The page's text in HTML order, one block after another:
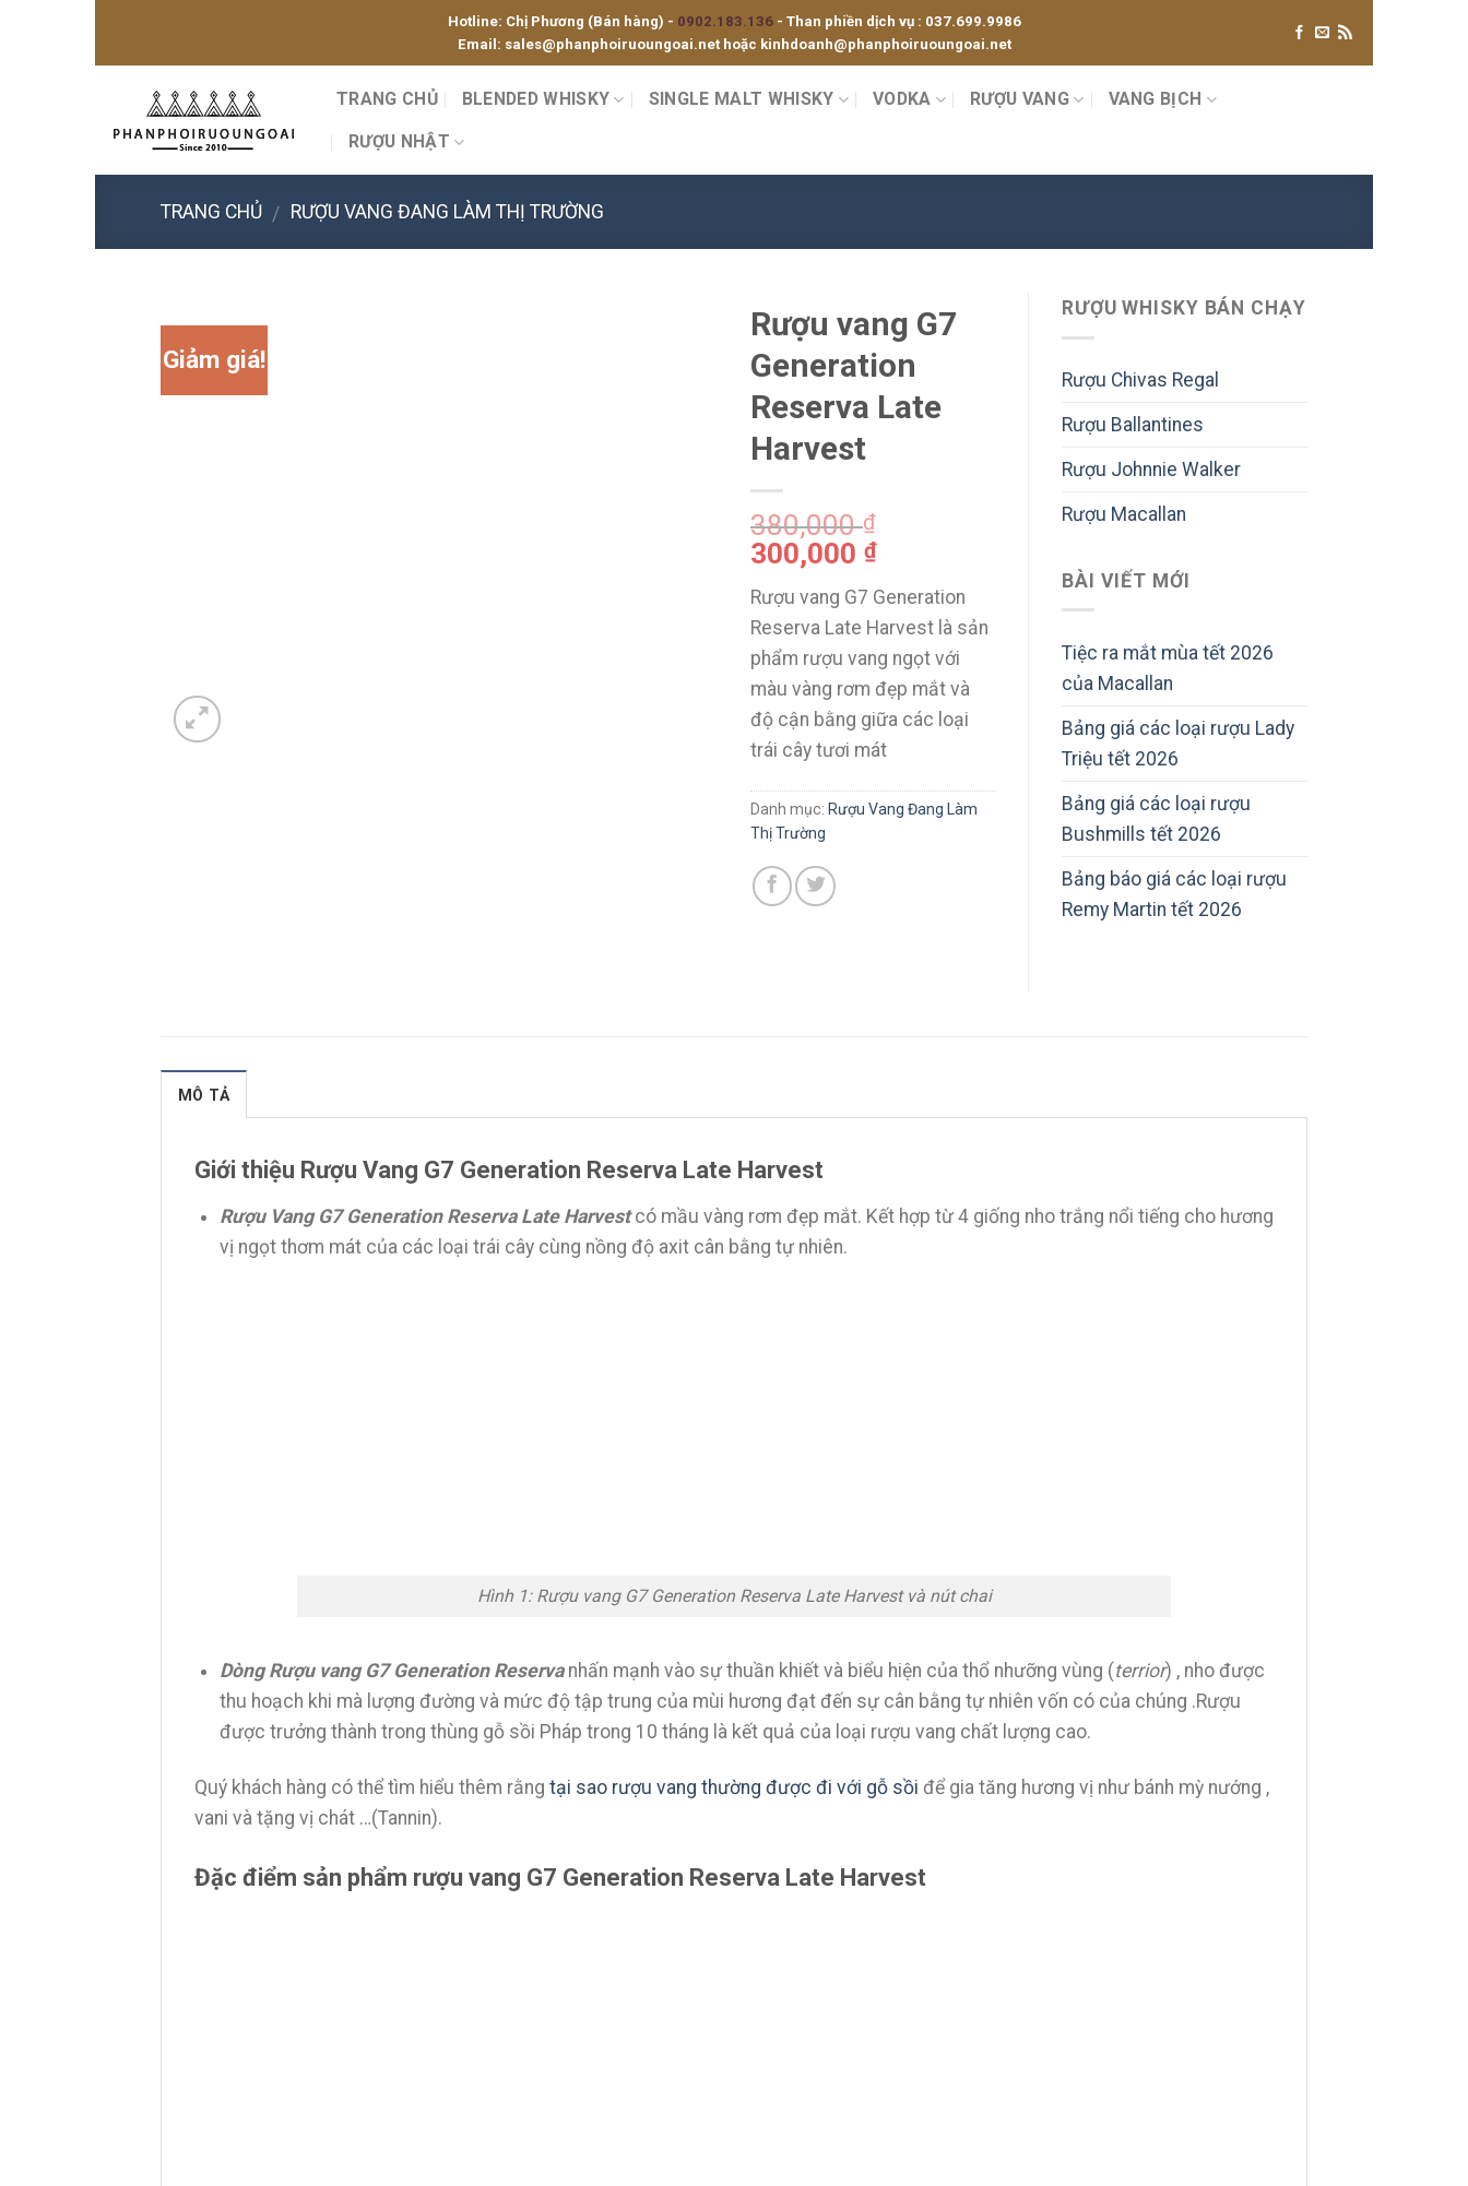
Hotline: Chị Phương (Bán hàng) - 0902.183.136 - Than phiền dịch vụ : 037.699.9986
Email: sales@phanphoiruoungoai.nethoặc kinhdoanh@phanphoiruoungoai.net
TRANG CHỦ BLENDED WHISKY SINGLE MALT WHISKY VODKA RƯỢU VANG VANG BỊCH
RƯỢU NHẬT
TRANG CHỦ / RƯỢU VANG ĐANG LÀM THỊ TRƯỜNG
Giảm giá!
Rượu vang G7
Generation
Reserva Late
Harvest
380,000₫
300,000 ₫
Rượu vang G7 Generation
Reserva Late Harvest là sản
phẩm rượu vang ngọt với
màu vàng rơm đẹp mắt và
độ cận bằng giữa các loại
trái cây tươi mát
Danh mục: Rượu Vang Đang Làm
Thị Trường
RƯỢU WHISKY BÁN CHẠY
Rượu Chivas Regal
Rượu Ballantines
Rượu Johnnie Walker
Rượu Macallan
BÀI VIẾT MỚI
Tiệc ra mắt mùa tết 2026
của Macallan
Bảng giá các loại rượu Lady
Triệu tết 2026
Bảng giá các loại rượu
Bushmills tết 2026
Bảng báo giá các loại rượu
Remy Martin tết 2026
MÔ TẢ
Giới thiệu Rượu Vang G7 Generation Reserva Late Harvest
Rượu Vang G7 Generation Reserva Late Harvestcó mầu vàng rơm đẹp mắt. Kết hợp từ 4 giống nho trắng nổi tiếng cho hương
vị ngọt thơm mát của các loại trái cây cùng nồng độ axit cân bằng tự nhiên.
Hình 1: Rượu vang G7 Generation Reserva Late Harvest và nút chai
Dòng Rượu vang G7 Generation Reserva nhấn mạnh vào sự thuần khiết và biểu hiện của thổ nhưỡng vùng (terrior) , nho được
thu hoạch khi mà lượng đường và mức độ tập trung của mùi hương đạt đến sự cân bằng tự nhiên vốn có của chúng .Rượu
được trưởng thành trong thùng gỗ sồi Pháp trong 10 tháng là kết quả của loại rượu vang chất lượng cao.
Quý khách hàng có thể tìm hiểu thêm rằng tại sao rượu vang thường được đi với gỗ sồi để gia tăng hương vị như bánh mỳ nướng ,
vani và tặng vị chát …(Tannin).
Đặc điểm sản phẩm rượu vang G7 Generation Reserva Late Harvest